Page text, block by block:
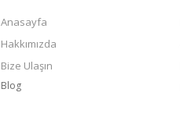
Anasayfa
Hakkımızda
Bize Ulaşın
Blog